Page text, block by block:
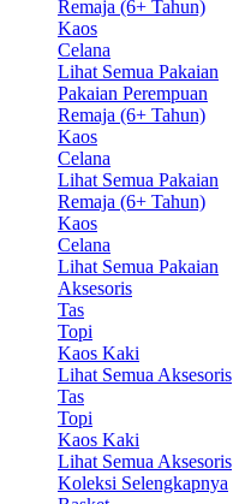
Remaja (6+ Tahun)
Kaos
Celana
Lihat Semua Pakaian
Pakaian Perempuan
Remaja (6+ Tahun)
Kaos
Celana
Lihat Semua Pakaian
Remaja (6+ Tahun)
Kaos
Celana
Lihat Semua Pakaian
Aksesoris
Tas
Topi
Kaos Kaki
Lihat Semua Aksesoris
Tas
Topi
Kaos Kaki
Lihat Semua Aksesoris
Koleksi Selengkapnya